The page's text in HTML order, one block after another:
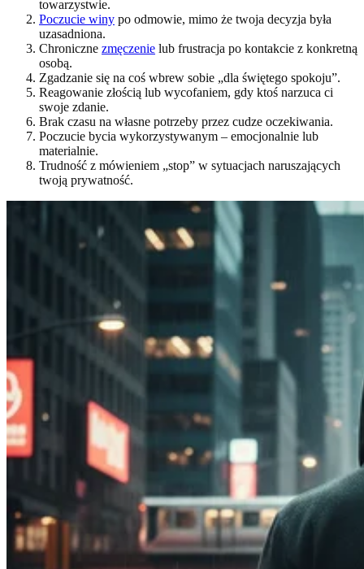
towarzystwie.
Poczucie winy po odmowie, mimo że twoja decyzja była
uzasadniona.
Chroniczne zmęczenie lub frustracja po kontakcie z konkretną
osobą.
Zgadzanie się na coś wbrew sobie „dla świętego spokoju”.
Reagowanie złością lub wycofaniem, gdy ktoś narzuca ci
swoje zdanie.
Brak czasu na własne potrzeby przez cudze oczekiwania.
Poczucie bycia wykorzystywanym – emocjonalnie lub
materialnie.
Trudność z mówieniem „stop” w sytuacjach naruszających
twoją prywatność.